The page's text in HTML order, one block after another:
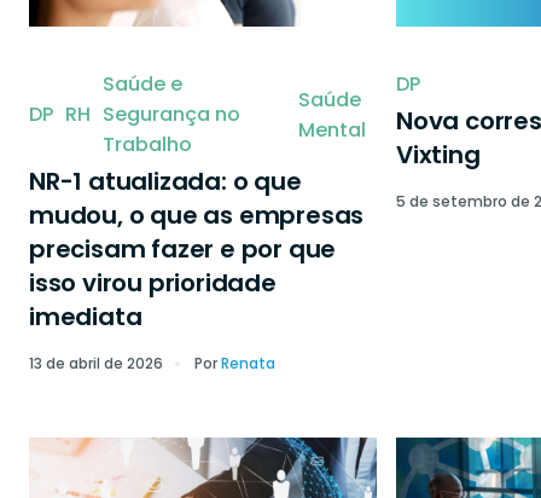
DP RH
Saúde e
Segurança no
Trabalho
Saúde
Mental
NR-1 atualizada: o que
mudou, o que as empresas
precisam fazer e por que
isso virou prioridade
imediata
13 de abril de 2026 PorRenata
DP
Nova
Vixting
5 de setembro de